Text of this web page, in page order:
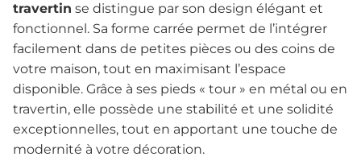
travertin se distingue par son design élégant et
fonctionnel. Sa forme carrée permet de l’intégrer
facilement dans de petites pièces ou des coins de
votre maison, tout en maximisant l’espace
disponible. Grâce à ses pieds « tour » en métal ou en
travertin, elle possède une stabilité et une solidité
exceptionnelles, tout en apportant une touche de
modernité à votre décoration.